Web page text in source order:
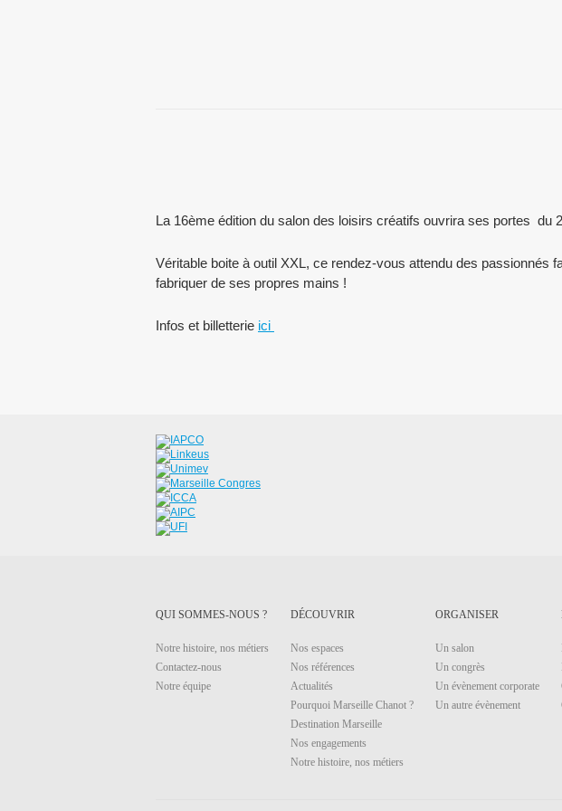
La 16ème édition du salon des loisirs créatifs ouvrira ses portes
Véritable boite à outil XXL, ce rendez-vous attendu des passionnés
fabriquer de ses propres mains !
Infos et billetterie ici
QUI SOMMES-NOUS ?
Notre histoire, nos métiers
Contactez-nous
Notre équipe
DÉCOUVRIR
Nos espaces
Nos références
Actualités
Pourquoi Marseille Chanot ?
Destination Marseille
Nos engagements
Notre histoire, nos métiers
ORGANISER
Un salon
Un congrès
Un évènement corporate
Un autre évènement